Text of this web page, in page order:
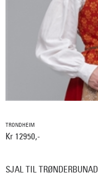
TRONDHEIM
Kr 12950,-
SJAL TIL TRØNDERBUNAD